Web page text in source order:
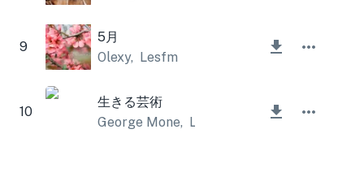
9
5月
Olexy, Lesfm
10
生きる芸術
George Mone, Lesfm